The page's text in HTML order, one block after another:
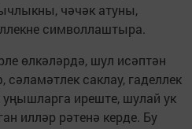
чәчәк атуны,
символлаштыра.
өлкәләрдә, шул исәптән
саклау, гаделлек
уңышларга иреште, шулай ук
илләр рәтенә керде. Бу